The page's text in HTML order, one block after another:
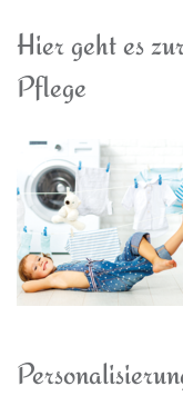
Hier geht es
Pflege